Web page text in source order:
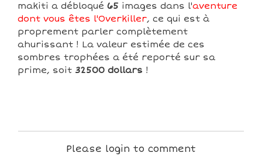
makiti a débloqué 65 images dans l'aventure
dont vous êtes l'Overkiller, ce qui est à
proprement parler complètement
ahurissant ! La valeur estimée de ces
sombres trophées a été reporté sur sa
prime, soit 32500 dollars !
Please login to comment